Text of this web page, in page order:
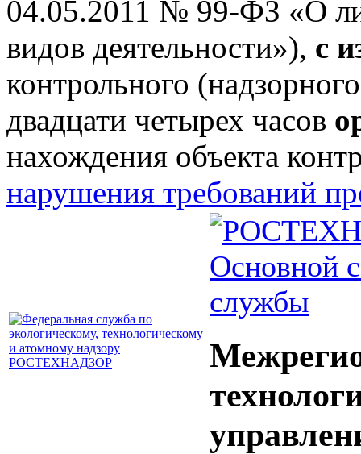
04.05.2011 № 99-ФЗ «О
видов деятельности»), с
контрольного
двадцати четырех часов
нахождения объекта
нарушения требований
Основной
службы